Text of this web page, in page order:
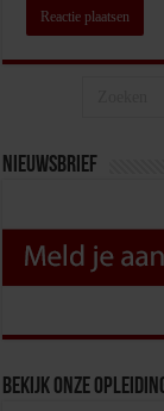
Nieuwsbrief
Bekijk onze